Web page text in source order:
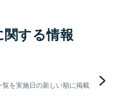
する情報
を実施日の新しい順に掲載